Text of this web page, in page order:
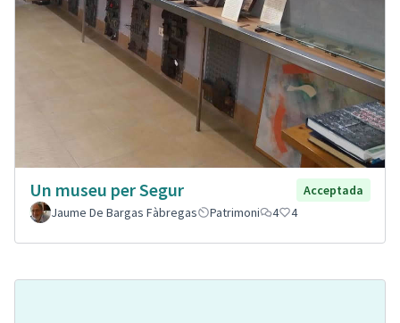
Un museu per Segur
Acceptada
Jaume De Bargas Fàbregas
Patrimoni 4 4